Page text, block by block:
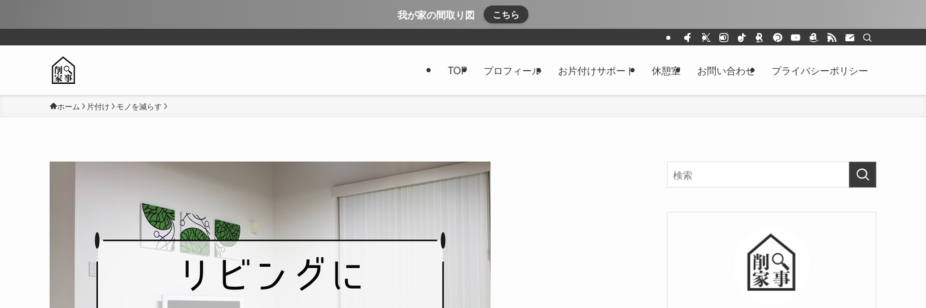
我が家の間取り図 こちら
TOP プロフィール お片付けサポート 休憩室 お問い合わせ プライバシーポリシー
ホーム 片付け モノを減らす